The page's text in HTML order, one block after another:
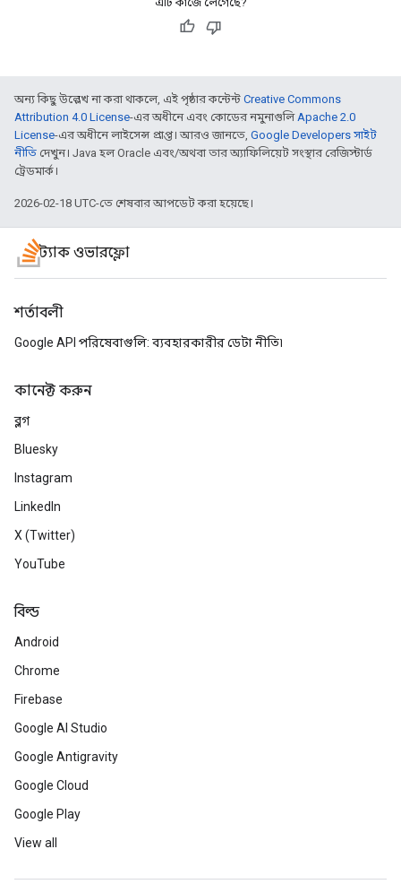
অন্য কিছু উল্লেখ না করা থাকলে, এই পৃষ্ঠার কন্টেন্ট Creative Commons
Attribution 4.0 License-এর অধীনে এবং কোডের নমুনাগুলিApache 2.0
License-এর অধীনে লাইসেন্স প্রাপ্ত। আরও জানতে, Google Developers সাইট
নীতি দেখুন। Java হল Oracle এবং/অথবা তার অ্যাফিলিয়েট সংস্থার রেজিস্টার্ড
ট্রেডমার্ক।
2026-02-18 UTC-তে শেষবার আপডেট করা হয়েছে।
স্ট্যাক ওভারফ্লো
শর্তাবলী
Google API পরিষেবাগুলি: ব্যবহারকারীর ডেটা নীতি৷
কানেক্ট করুন
ব্লগ
Bluesky
Instagram
LinkedIn
X (Twitter)
YouTube
বিল্ড
Android
Chrome
Firebase
Google AI Studio
Google Antigravity
Google Cloud
Google Play
View all